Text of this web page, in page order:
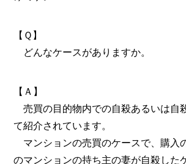
【Ｑ】
どんなケースがありますか。
【Ａ】
売買の目的物内での自殺あるいは自
て紹介されています。
マンションの売買のケースで、購入
のマンションの持ち主の妻が自殺した